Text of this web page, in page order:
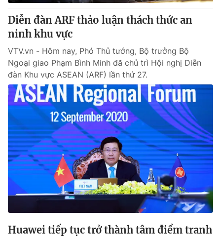
Thị trường
Góc doanh nghiệp
Truyền hình
Hậu trường
Nhân vật
Khán giả
Giải sao mai
Giải trí
Điện ảnh
Âm nhạc
Sao
Đời sống
Du lịch
Làm đẹp
Chất lượng cuộc sống
Giáo dục
Tuyển sinh
Học trực tuyến
Công nghệ
Hitech Công nghệ tương lai
Sản phẩm
Thị trường
Tư vấn
Giao lưu trực tuyến
Lịch phát sóng
Chuyên mục khác
Diễn đàn ARF thảo luận thách thức an
ninh khu vực
VTV.vn - Hôm nay, Phó Thủ tướng, Bộ trưởng Bộ
Ngoại giao Phạm Bình Minh đã chủ trì Hội nghị Diễn
đàn Khu vực ASEAN (ARF) lần thứ 27.
Huawei tiếp tục trở thành tâm điểm tranh